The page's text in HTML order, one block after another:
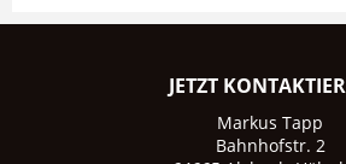
JETZT
Markus Tapp
Bahnhofstr. 2